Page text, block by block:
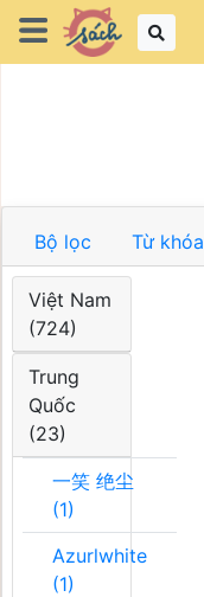
Bộ lọc Từ khóa
Việt Nam
(724)
Trung
Quốc
(23)
一笑 绝尘
(1)
Azurlwhite
(1)